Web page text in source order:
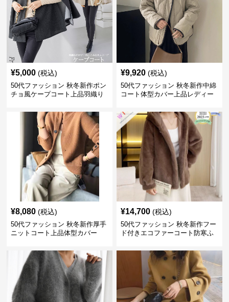
¥5,000 (税込)
50代ファッション 秋冬新作ポン
チョ風ケープコート上品羽織り
¥9,920 (税込)
50代ファッション 秋冬新作中綿
コート体型カバー上品レディー
¥8,080 (税込)
50代ファッション 秋冬新作厚手
ニットコート上品体型カバー
¥14,700 (税込)
50代ファッション 秋冬新作フー
ド付きエコファーコート防寒ふ